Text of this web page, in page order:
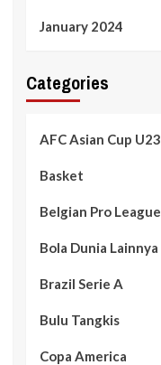
January 2024
Categories
AFC Asian Cup U23
Basket
Belgian Pro League
Bola Dunia Lainnya
Brazil Serie A
Bulu Tangkis
Copa America